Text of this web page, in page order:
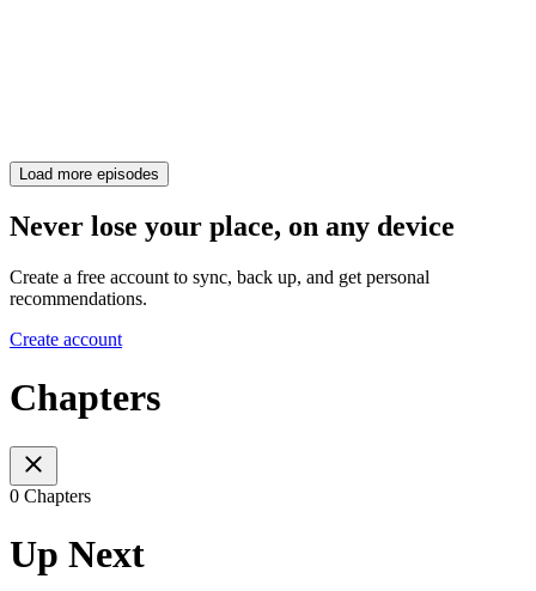
Load more episodes
Never lose your place, on any device
Create a free account to sync, back up, and get personal
recommendations.
Create account
Chapters
0 Chapters
Up Next